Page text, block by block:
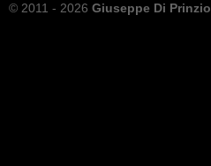
© 2011 - 2026 Giuseppe Di Prinzio